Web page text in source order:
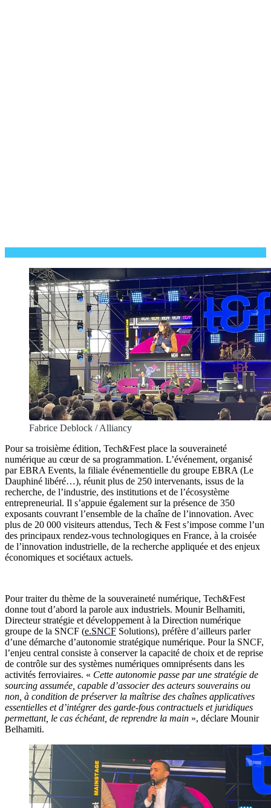
Fabrice Deblock / Alliancy
Pour sa troisième édition, Tech&Fest place la souveraineté
numérique au cœur de sa programmation. L’événement, organisé
par EBRA Events, la filiale événementielle du groupe EBRA (Le
Dauphiné libéré…), réunit plus de 250 intervenants, issus de la
recherche, de l’industrie, des institutions et de l’écosystème
entrepreneurial. Il s’appuie également sur la présence de 350
exposants couvrant l’ensemble de la chaîne de l’innovation. Avec
plus de 20 000 visiteurs attendus, Tech & Fest s’impose comme l’un
des principaux rendez-vous technologiques en France, à la croisée
de l’innovation industrielle, de la recherche appliquée et des enjeux
économiques et sociétaux actuels.
Pour traiter du thème de la souveraineté numérique, Tech&Fest
donne tout d’abord la parole aux industriels. Mounir Belhamiti,
Directeur stratégie et développement à la Direction numérique
groupe de la SNCF (e.SNCF Solutions), préfère d’ailleurs parler
d’une démarche d’autonomie stratégique numérique. Pour la SNCF,
l’enjeu central consiste à conserver la capacité de choix et de reprise
de contrôle sur des systèmes numériques omniprésents dans les
activités ferroviaires. « Cette autonomie passe par une stratégie de
sourcing assumée, capable d’associer des acteurs souverains ou
non, à condition de préserver la maîtrise des chaînes applicatives
essentielles et d’intégrer des garde-fous contractuels et juridiques
permettant, le cas échéant, de reprendre la main », déclare Mounir
Belhamiti.